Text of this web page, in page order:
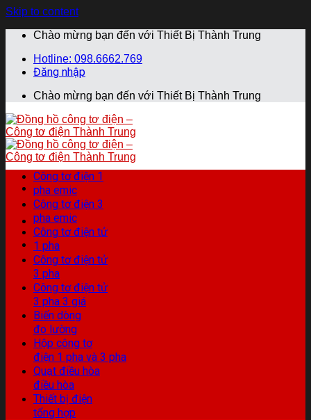
Skip to content
Chào mừng bạn đến với Thiết Bị Thành Trung
Hotline: 098.6662.769
Đăng nhập
Chào mừng bạn đến với Thiết Bị Thành Trung
Công tơ điện 1
pha emic
Công tơ điện 3
pha emic
Công tơ điện tử
1 pha
Công tơ điện tử
3 pha
Công tơ điện tử
3 pha 3 giá
Biến dòng
đo lường
Hộp công tơ
điện 1 pha và 3 pha
Quạt điều hòa
điều hòa
Thiết bị điện
tổng hợp